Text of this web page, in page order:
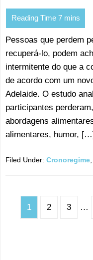
Pessoas que perdem
recuperá-lo, podem
intermitente do que a
de acordo com um
Adelaide. O estudo
participantes
abordagens
alimentares, humor, […]
Filed Under: Cronoregime,
1 2 3 …